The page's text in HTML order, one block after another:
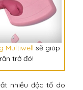
Multiwell sẽ giúp
trở đó!
nhiều độc tố do